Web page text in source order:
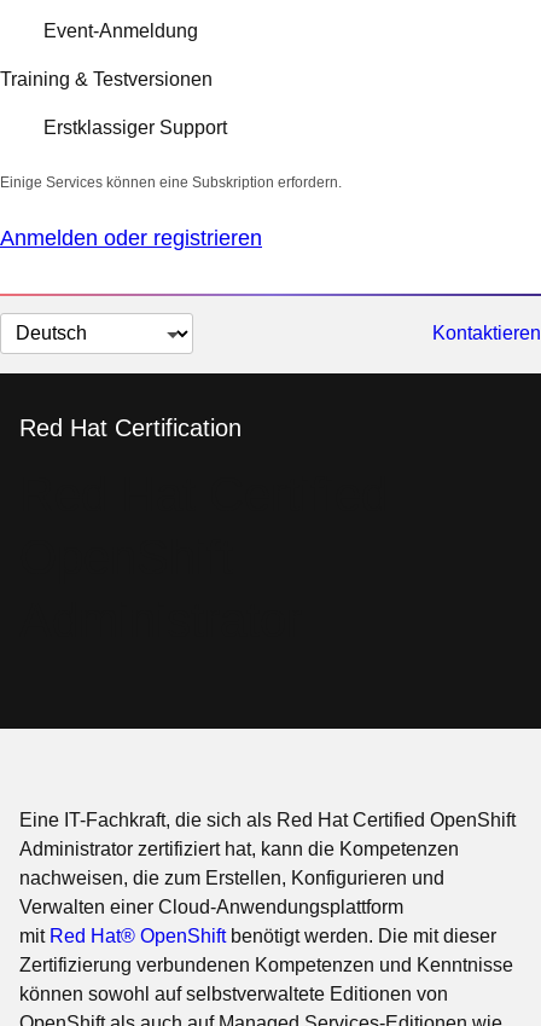
Event-Anmeldung
Training & Testversionen
Erstklassiger Support
Einige Services können eine Subskription erfordern.
Anmelden oder registrieren
Sprache
auswählen
Kontaktieren
Red Hat Certification
Eine IT-Fachkraft, die sich als Red Hat Certified OpenShift
Administrator zertifiziert hat, kann die Kompetenzen
nachweisen, die zum Erstellen, Konfigurieren und
Verwalten einer Cloud-Anwendungsplattform
mit Red Hat® OpenShiftbenötigt werden. Die mit dieser
Zertifizierung verbundenen Kompetenzen und Kenntnisse
können sowohl auf selbstverwaltete Editionen von